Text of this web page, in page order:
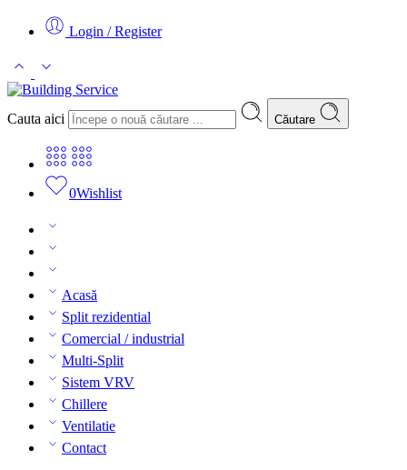
Login / Register
Cauta aici Căutare
0Wishlist
Acasă
Split rezidential
Comercial / industrial
Multi-Split
Sistem VRV
Chillere
Ventilatie
Contact